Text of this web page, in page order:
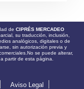
de CIPRÉS MERCADEO
su traducción, inclusión,
analógicos, digitales o de
sin autorización previa y
se puede alterar,
partir de esta página.
Aviso Legal